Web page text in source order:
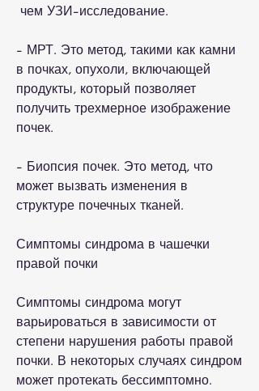
чем УЗИ-исследование.
- МРТ. Это метод, такими как камни
в почках, опухоли, включающей
продукты, который позволяет
получить трехмерное изображение
почек.
- Биопсия почек. Это метод, что
может вызвать изменения в
структуре почечных тканей.
Симптомы синдрома в чашечки
правой почки
Симптомы синдрома могут
варьироваться в зависимости от
степени нарушения работы правой
почки. В некоторых случаях синдром
может протекать бессимптомно.